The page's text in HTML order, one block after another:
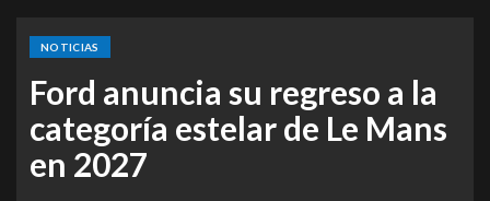
NOTICIAS
Ford anuncia su regreso a la
categoría estelar de Le Mans
en 2027